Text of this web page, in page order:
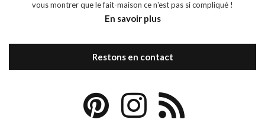
vous montrer que le fait-maison ce n'est pas si compliqué !
En savoir plus
Restons en contact